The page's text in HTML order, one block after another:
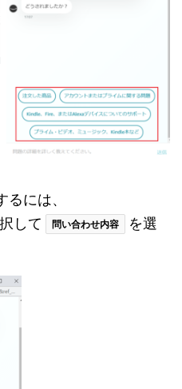
には、
して 問い合わせ内容
を選